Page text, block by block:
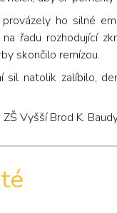
ho silné
řadu rozhodující
skončilo remízou.
sil natolik zalíbilo,
ZŠ Vyšší Brod K.